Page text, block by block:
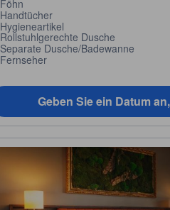
Föhn
Handtücher
Hygieneartikel
Rollstuhlgerechte Dusche
Separate Dusche/Badewanne
Fernseher
Geben Sie ein Datum